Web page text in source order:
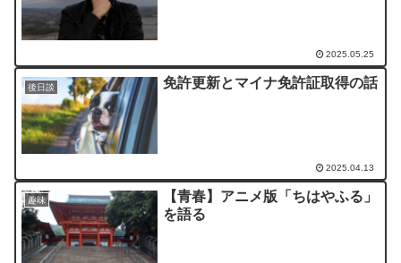
2025.05.25
後日談 免許更新とマイナ免許証取得の話
2025.04.13
趣味
【青春】アニメ版「ちはやふる」
を語る